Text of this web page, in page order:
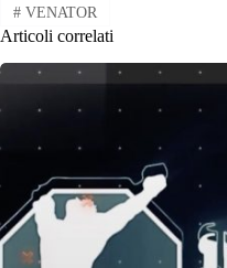
#VENATOR
Articoli correlati